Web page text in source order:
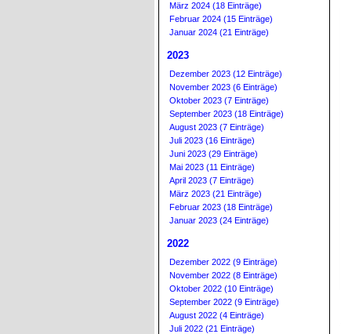
März 2024 (18 Einträge)
Februar 2024 (15 Einträge)
Januar 2024 (21 Einträge)
2023
Dezember 2023 (12 Einträge)
November 2023 (6 Einträge)
Oktober 2023 (7 Einträge)
September 2023 (18 Einträge)
August 2023 (7 Einträge)
Juli 2023 (16 Einträge)
Juni 2023 (29 Einträge)
Mai 2023 (11 Einträge)
April 2023 (7 Einträge)
März 2023 (21 Einträge)
Februar 2023 (18 Einträge)
Januar 2023 (24 Einträge)
2022
Dezember 2022 (9 Einträge)
November 2022 (8 Einträge)
Oktober 2022 (10 Einträge)
September 2022 (9 Einträge)
August 2022 (4 Einträge)
Juli 2022 (21 Einträge)